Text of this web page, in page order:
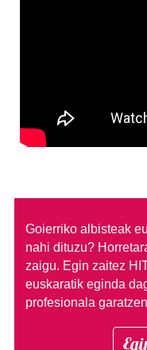
Goierriko albisteak
nahi dituzu?
zaigu. Egin zaitez
euskaratik eginda
profesionala